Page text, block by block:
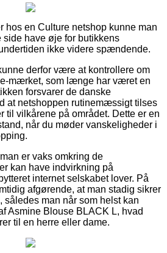
hos en Culture netshop kunne man
have øje for butikkens
ikke videre spændende.
derfor være at kontrollere om
mærket, som længe har været en
forsvarer de danske
at netshoppen rutinemæssigt tilses
til vilkårene på området. Dette er en
når du møder vanskeligheder i
er vaks omkring de
kan have indvirkning på
internet selskabet lover. På
afgørende, at man stadig sikrer
således man når som helst kan
Asmine Blouse BLACK L, hvad
til en herre eller dame.